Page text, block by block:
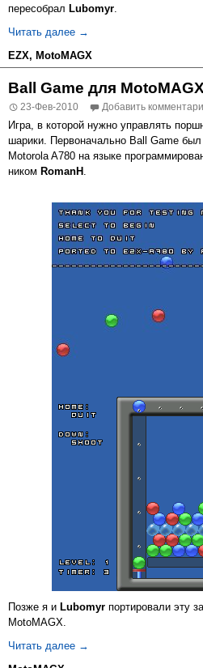
пересобрал Lubomyr.
Читать далее Interlogic для MotoMAGX
→
EZX, MotoMAGX
Ball Game для MotoMAGX
23-Фев-2010 Добавить
Игра, в которой нужно управлять
шарики. Первоначально Ball Game
Motorola A780 на языке
ником RomanH .
Позже я и Lubomyr портировали эту
MotoMAGX.
Читать далее Ball Game для MotoMAGX
→